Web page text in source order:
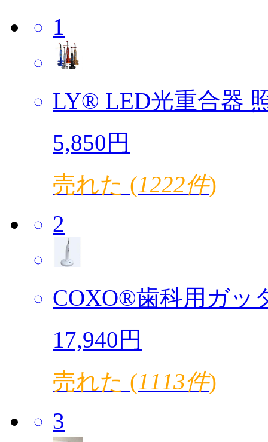
1
LY® LED光重合器
5,850円
売れた (1222件)
2
COXO®歯科用ガッ
17,940円
売れた (1113件)
3